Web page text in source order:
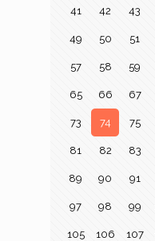
41 42 43
49 50 51
57 58 59
65 66 67
73 74 75
81 82 83
89 90 91
97 98 99
105 106 107